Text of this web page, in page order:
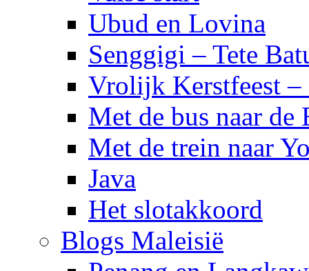
Ubud en Lovina
Senggigi – Tete
Vrolijk Kerstfeest –
Met de bus naar
Met de trein naar
Java
Het slotakkoord
Blogs Maleisië